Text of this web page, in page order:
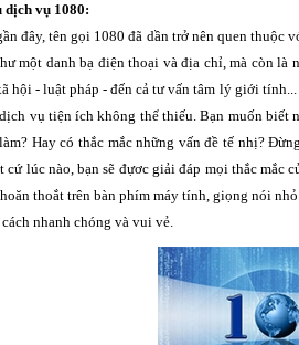
dịch vụ 1080:
đây, tên gọi 1080 đã dần trở nên quen
một danh bạ điện thoại và địa chỉ, mà còn
hội - luật pháp - đến cả tư vấn tâm lý giới
vụ tiện ích không thể thiếu. Bạn muốn
Hay có thắc mắc những vấn đề tế nhị?
cứ lúc nào, bạn sẽ đựơc giải đáp mọi thắc
thoắt trên bàn phím máy tính, giọng nói
nhanh chóng và vui vẻ.